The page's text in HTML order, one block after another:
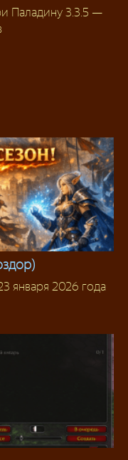
Паладину 3.3.5 —
января 2026 года